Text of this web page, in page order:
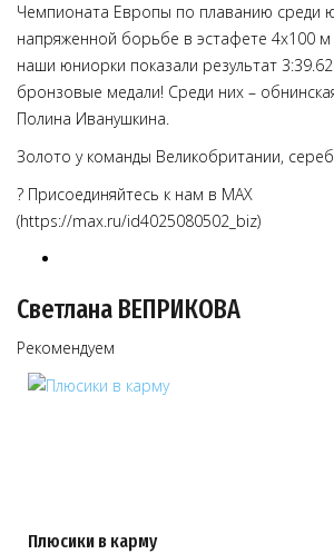
Чемпионата Европы по плаванию среди
напряженной борьбе в эстафете 4х100
наши юниорки показали результат
бронзовые медали! Среди них –
Полина Иванушкина.
Золото у команды Великобритании,
? Присоединяйтесь к нам в MAX
(https://max.ru/id4025080502_biz)
Светлана ВЕПРИКОВА
Рекомендуем
Плюсики в карму